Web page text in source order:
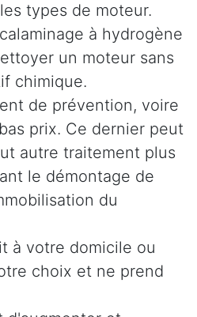
types de moteur.
à hydrogène
un moteur sans
chimique.
de prévention, voire
prix. Ce dernier peut
autre traitement plus
le démontage de
du
à votre domicile ou
choix et ne prend